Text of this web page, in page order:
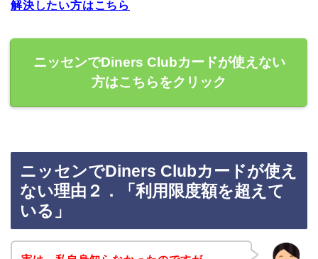
解決したい方はこちら
ニッセンでDiners Clubカードが使えない
方はこちらをクリック
ニッセンでDiners Clubカードが使え
ない理由２．「利用限度額を超えて
いる」